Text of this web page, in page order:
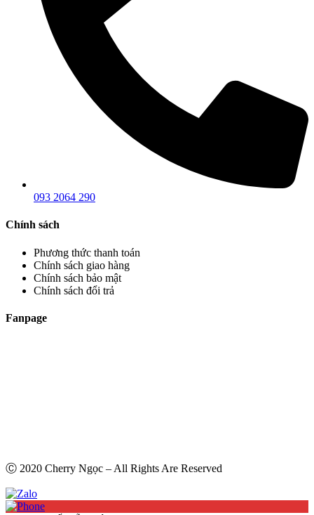
093 2064 290
Chính sách
Phương thức thanh toán
Chính sách giao hàng
Chính sách bảo mật
Chính sách đổi trả
Fanpage
Ⓒ 2020 Cherry Ngọc – All Rights Are Reserved